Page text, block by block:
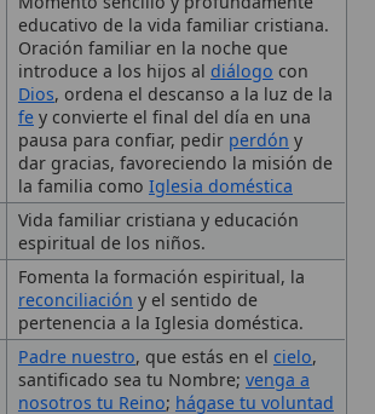
y convierte el final del día en una
pausa para confiar, pedirperdón y
dar gracias, favoreciendo la misión de
la familia comoIglesia doméstica
Vida familiar cristiana y educación
espiritual de los niños.
Fomenta la formación espiritual, la
reconciliacióny el sentido de
pertenencia a la Iglesia doméstica.
Padre nuestro, que estás en el
santificado sea tu Nombre;venga a
nosotros tu Reino;hágase tu voluntad
en la tierra como en el cielo.Danos
hoy nuestro pan de cada día . Perdona
nuestras ofensas, como también
nosotros perdonamos a los que nos
ofenden. No nos dejes caer en la
tentacióny líbranos delmal.Amén .